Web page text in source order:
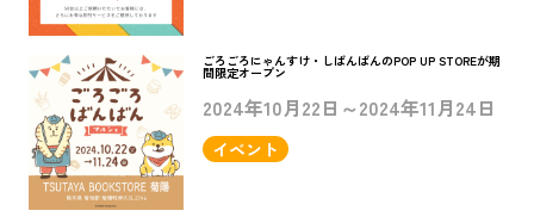
ごろごろにゃんすけ・しばんばんのPOP UP STOREが期
間限定オープン
2024年10月22日～2024年11月24日
イベント